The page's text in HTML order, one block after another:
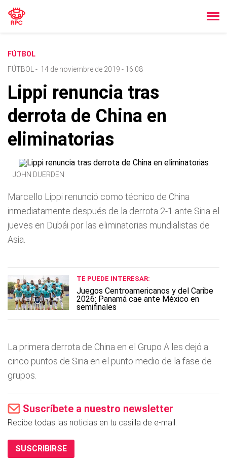
FÚTBOL
FÚTBOL
- 14 de noviembre de 2019 - 16:08
Lippi renuncia tras
derrota de China en
eliminatorias
JOHN DUERDEN
Marcello Lippi renunció como técnico de China
inmediatamente después de la derrota 2-1 ante Siria el
jueves en Dubái por las eliminatorias mundialistas de
Asia.
TE PUEDE INTERESAR:
Juegos Centroamericanos y del Caribe
2026: Panamá cae ante México en
semifinales
La primera derrota de China en el Grupo A les dejó a
cinco puntos de Siria en el punto medio de la fase de
grupos.
Suscríbete a nuestro newsletter
Recibe todas las noticias en tu casilla de e-mail.
SUSCRIBIRSE